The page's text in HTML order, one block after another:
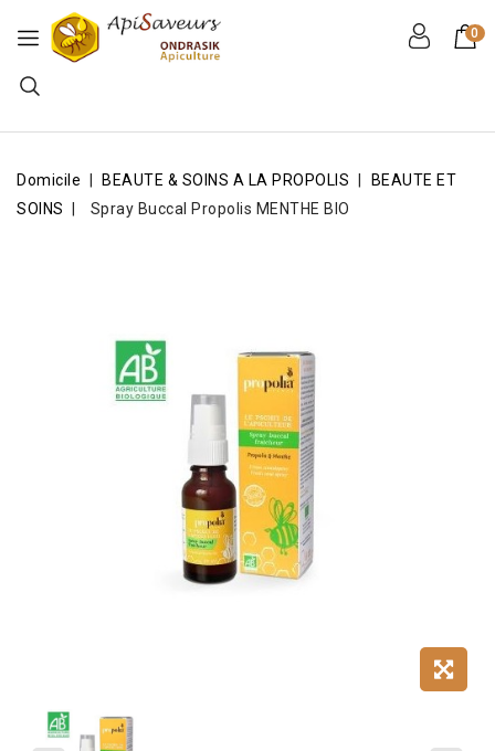
0
Domicile BEAUTE & SOINS A LA PROPOLIS
BEAUTE ET
SOINS
Spray Buccal Propolis MENTHE BIO